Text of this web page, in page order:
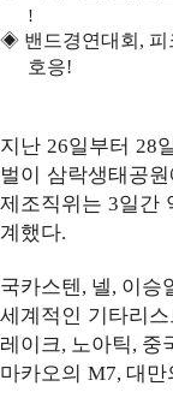
!
◈ 밴드경연대회 , 피
호응!
지난 26일부터 28
벌이 삼락생태공
제조직위는 3일간
계했다.
국카스텐, 넬, 이승
세계적인 기타리
레이크, 노아틱, 중
마카오의 M7, 대만